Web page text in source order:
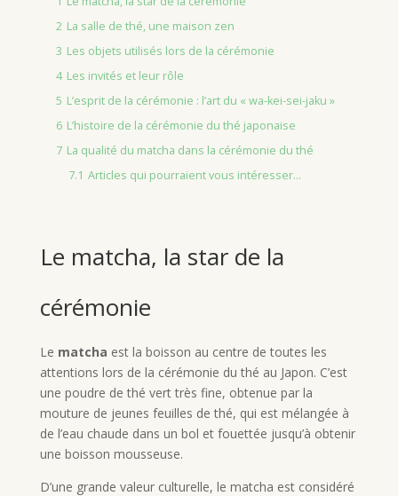
2 La salle de thé, une maison zen
3 Les objets utilisés lors de la cérémonie
4 Les invités et leur rôle
5 L’esprit de la cérémonie : l’art du « wa-kei-sei-jaku »
6 L’histoire de la cérémonie du thé japonaise
7 La qualité du matcha dans la cérémonie du thé
7.1 Articles qui pourraient vous intéresser...
Le matcha, la star de la
cérémonie
Le matcha est la boisson au centre de toutes les
attentions lors de la cérémonie du thé au Japon. C’est
une poudre de thé vert très fine, obtenue par la
mouture de jeunes feuilles de thé, qui est mélangée à
de l’eau chaude dans un bol et fouettée jusqu’à obtenir
une boisson mousseuse.
D’une grande valeur culturelle, le matcha est considéré